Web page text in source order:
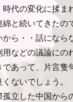
代の変化に揉ま
と続いてきたの
から・・話になら
用などの議論にの
あって、片言隻
ないでしょう。
孤立した中国から